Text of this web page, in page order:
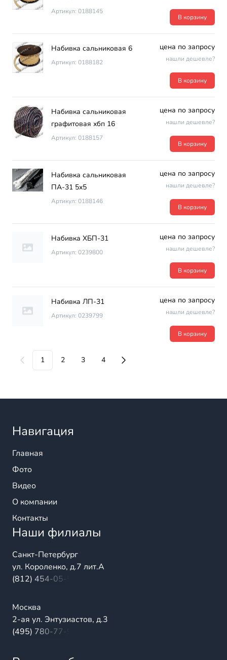
Артикул: 0188145
В корзину
Набивка сальниковая 6
Артикул: 0188182
цена по запросу
нашли дешевле?
В корзину
Набивка сальниковая
графитовая хбп 16
Артикул: 0188157
цена по запросу
нашли дешевле?
В корзину
Набивка сальниковая
ПА-31 5х5
Артикул: 0188146
цена по запросу
нашли дешевле?
В корзину
Набивка ХБП-31
Артикул: 0239800
цена по запросу
нашли дешевле?
В корзину
Набивка ЛП-31
Артикул: 0239799
цена по запросу
нашли дешевле?
В корзину
1 2 3 4
Навигация
Главная
Фото
Видео
О компании
Контакты
Наши филиалы
Санкт-Петербург
ул. Короленко, д.7 лит.А
(812) 454-05-54
Москва
2-ая ул. Энтузиастов, д.3
(495) 780-77-98